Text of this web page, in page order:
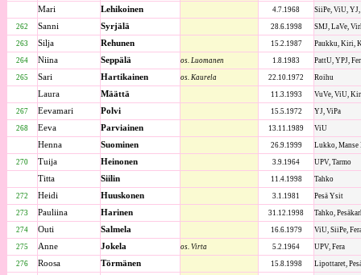
Mari Lehikoinen 4.7.1968 SiiPe, ViU,
262 Sanni Syrjälä 28.6.1998 SMJ, LaVe,
263 Silja Rehunen 15.2.1987 Paukku, Kiri,
264 Niina Seppälä os. Luomanen 1.8.1983 PattU, YPJ,
265 Sari Hartikainen os. Kaurela 22.10.1972 Roihu
Laura Määttä 11.3.1993 VuVe, ViU,
267 Eevamari Polvi 15.5.1972 YJ, ViPa
268 Eeva Parviainen 13.11.1989 ViU
Henna Suominen 26.9.1999 Lukko, Manse
270 Tuija Heinonen 3.9.1964 UPV, Tarmo
Titta Siilin 11.4.1998 Tahko
272 Heidi Huuskonen 3.1.1981 Pesä Ysit
273 Pauliina Harinen 31.12.1998 Tahko,
274 Outi Salmela 16.6.1979 ViU, SiiPe,
275 Anne Jokela os. Virta 5.2.1964 UPV, Fera
276 Roosa Törmänen 15.8.1998 Lipottaret,